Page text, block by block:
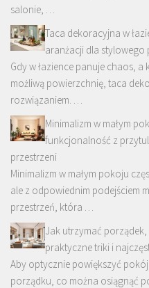
salonie, …
Taca dekoracyjna w
aranżacji dla stylowego
Gdy w łazience panuje chaos,
możliwą powierzchnię, taca
rozwiązaniem. …
Minimalizm w małym
funkcjonalność z
przestrzeni
Minimalizm w małym pokoju
ale z odpowiednim podejściem
przestrzeń, która …
Jak utrzymać
praktyczne triki i
Aby optycznie powiększyć
porządku, co można osiągnąć